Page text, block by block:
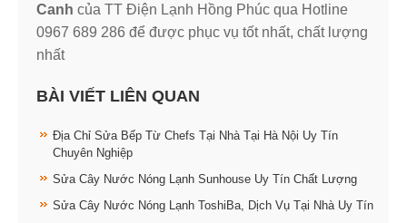
Canh của TT Điện Lạnh Hồng Phúc qua Hotline
0967 689 286 để được phục vụ tốt nhất, chất lượng
nhất
BÀI VIẾT LIÊN QUAN
Địa Chỉ Sửa Bếp Từ Chefs Tại Nhà Tại Hà Nội Uy Tín
Chuyên Nghiệp
Sửa Cây Nước Nóng Lạnh Sunhouse Uy Tín Chất Lượng
Sửa Cây Nước Nóng Lạnh ToshiBa, Dịch Vụ Tại Nhà Uy Tín